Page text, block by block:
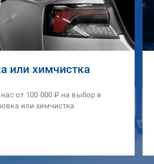
или химчистка
от 100 000 ₽ на выбор в
или химчистка